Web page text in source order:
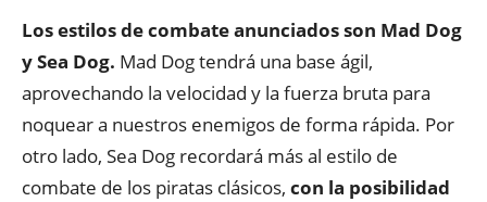
Los estilos de combate anunciados son Mad Dog
y Sea Dog. Mad Dog tendrá una base ágil,
aprovechando la velocidad y la fuerza bruta para
noquear a nuestros enemigos de forma rápida. Por
otro lado, Sea Dog recordará más al estilo de
combate de los piratas clásicos, con la posibilidad